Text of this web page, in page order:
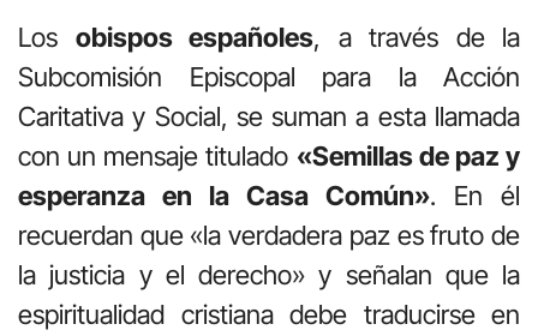
Los obispos españoles, a través de la
Subcomisión Episcopal para la Acción
Caritativa y Social, se suman a esta llamada
con un mensaje titulado «Semillas de paz y
esperanza en la Casa Común». En él
recuerdan que «la verdadera paz es fruto de
la justicia y el derecho» y señalan que la
espiritualidad cristiana debe traducirse en